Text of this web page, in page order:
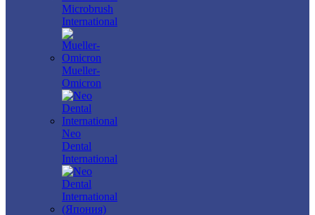
Microbrush
International
Mueller-
Omicron
Neo
Dental
International